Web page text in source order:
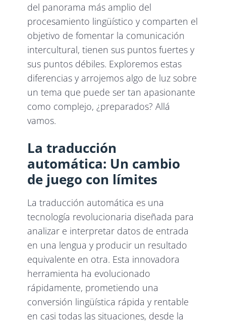
del panorama más amplio del
procesamiento lingüístico y comparten el
objetivo de fomentar la comunicación
intercultural, tienen sus puntos fuertes y
sus puntos débiles. Exploremos estas
diferencias y arrojemos algo de luz sobre
un tema que puede ser tan apasionante
como complejo, ¿preparados? Allá
vamos.
La traducción
automática: Un cambio
de juego con límites
La traducción automática es una
tecnología revolucionaria diseñada para
analizar e interpretar datos de entrada
en una lengua y producir un resultado
equivalente en otra. Esta innovadora
herramienta ha evolucionado
rápidamente, prometiendo una
conversión lingüística rápida y rentable
en casi todas las situaciones, desde la